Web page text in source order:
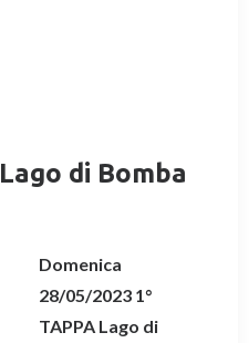
Lago di Bomba
Domenica
28/05/2023 1°
TAPPA Lago di